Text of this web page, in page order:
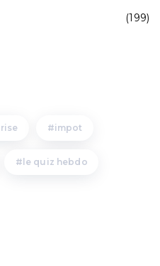
(199)
impot
le quiz hebdo